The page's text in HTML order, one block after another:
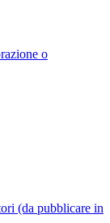
o
(da pubblicare in